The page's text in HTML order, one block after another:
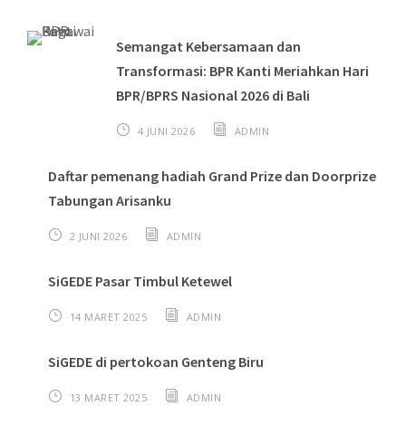
Semangat Kebersamaan dan
Transformasi: BPR Kanti Meriahkan Hari
BPR/BPRS Nasional 2026 di Bali
4 JUNI 2026 ADMIN
Daftar pemenang hadiah Grand Prize dan Doorprize
Tabungan Arisanku
2 JUNI 2026 ADMIN
SiGEDE Pasar Timbul Ketewel
14 MARET 2025 ADMIN
SiGEDE di pertokoan Genteng Biru
13 MARET 2025 ADMIN